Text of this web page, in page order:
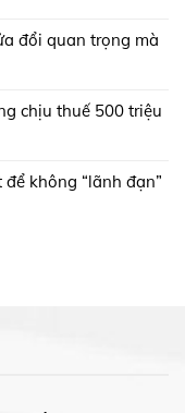
đổi quan trọng mà
chịu thuế 500 triệu
không “lãnh đạn”